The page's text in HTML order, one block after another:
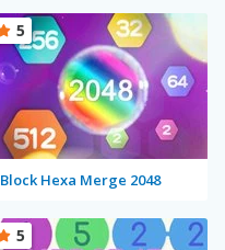
Block Hexa Merge 2048
5
5